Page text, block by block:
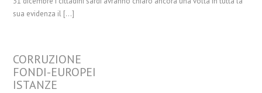
sua evidenza il […]
CORRUZIONE
FONDI-EUROPEI
ISTANZE